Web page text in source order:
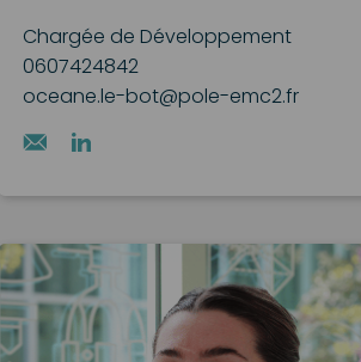
Chargée de Développement
0607424842
oceane.le-bot@pole-emc2.fr